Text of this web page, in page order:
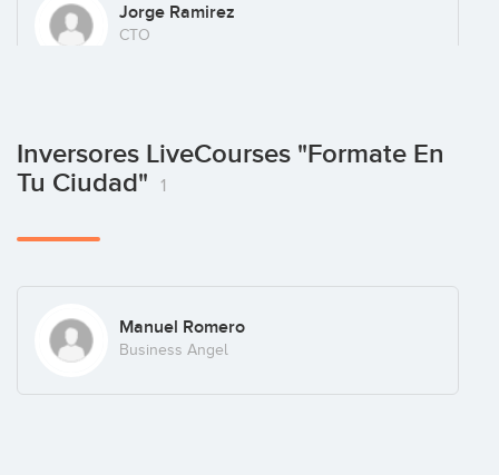
Jorge Ramirez
CTO
Inversores LiveCourses "Formate En
Tu Ciudad"
1
Manuel Romero
Business Angel